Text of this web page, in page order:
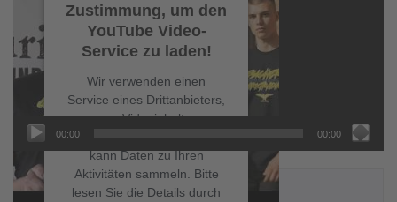
Zustimmung, um den
YouTube Video-
Service zu laden!
Wir verwenden einen
Service eines Drittanbieters,
um Videoinhalte
einzubetten. Dieser Service
kann Daten zu Ihren
Aktivitäten sammeln. Bitte
lesen Sie die Details durch
00:00 00:00
NEUESTE BEITRÄGE